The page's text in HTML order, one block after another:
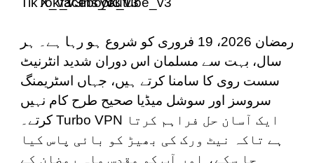
رمضان 2026، 19 فروری کو شروع ہو رہا ہے۔ ہر
سال، بہت سے مسلمان اس دوران شدید انٹرنیٹ
سست روی کا سامنا کرتے ہیں، جہاں اسٹریمنگ
سروسز اور سوشل میڈیا صحیح طرح کام نہیں
کرتے۔ Turbo VPN ایک آسان حل فراہم کرتا
ہے تاکہ نیٹ ورک کی بھیڑ کو بائی پاس کیا
جا سکے، اور آپ کو مقدس ماہ رمضان کے